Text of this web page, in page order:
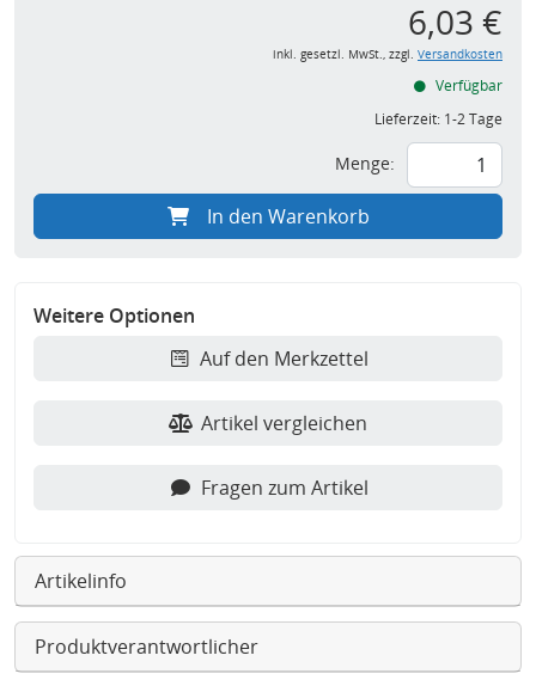
6,03 €
inkl. gesetzl. MwSt., zzgl. Versandkosten
Verfügbar
Lieferzeit: 1-2 Tage
Menge:
In den Warenkorb
Weitere Optionen
Auf den Merkzettel
Artikel vergleichen
Fragen zum Artikel
Artikelinfo
Produktverantwortlicher